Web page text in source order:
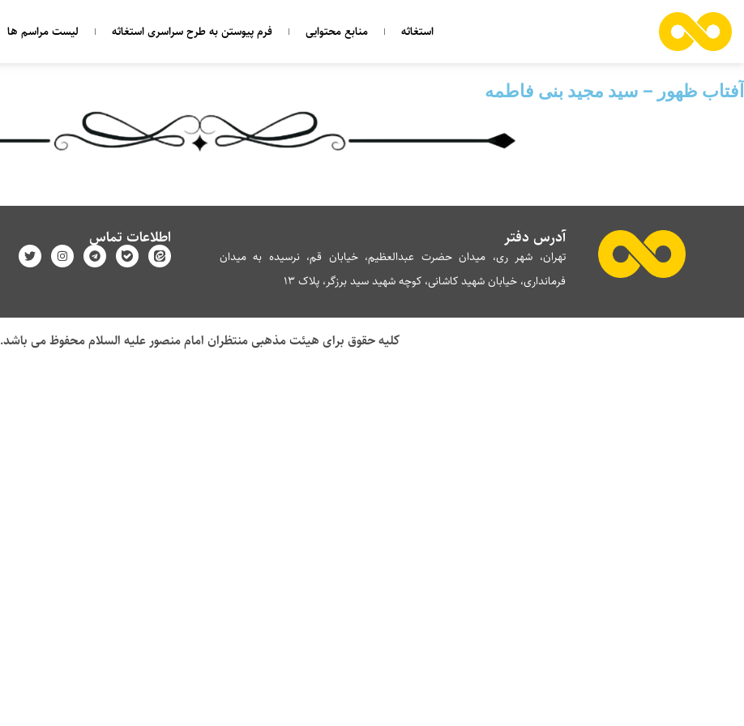
استغاثه منابع محتوایی فرم پیوستن به طرح سراسری استغاثه لیست مراسم ها
آفتاب ظهور – سید مجید بنی فاطمه
آدرس دفتر
تهران، شهر ری، میدان حضرت عبدالعظیم، خیابان قم، نرسیده به میدان
فرمانداری، خیابان شهید کاشانی، کوچه شهید سید برزگر، پلاک 13
اطلاعات تماس
کلیه حقوق برای هیئت مذهبی منتظران امام منصور علیه السلام محفوظ می باشد.